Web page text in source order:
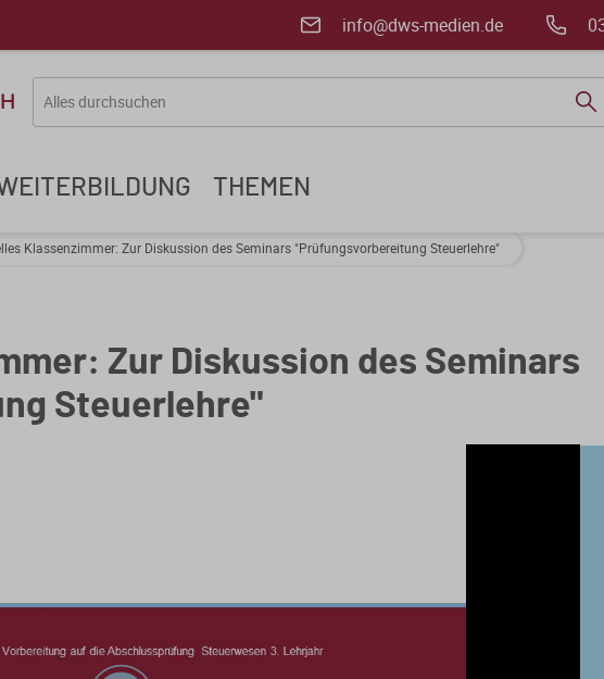
info@dws-medien.de
THEMEN
Klassenzimmer: Zur Diskussion des Seminars "Prüfungsvorbereitung Steuerlehre"
Zur Diskussion des Seminars
Steuerlehre"